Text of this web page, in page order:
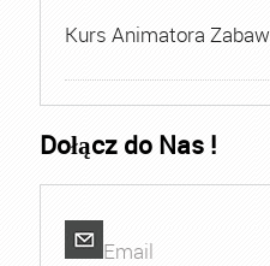
Kurs Animatora
Dołącz do Nas !
Email